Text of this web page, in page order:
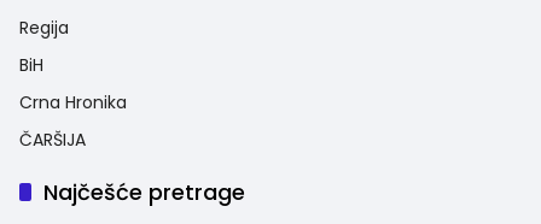
Regija
BiH
Crna Hronika
ČARŠIJA
Najčešće pretrage